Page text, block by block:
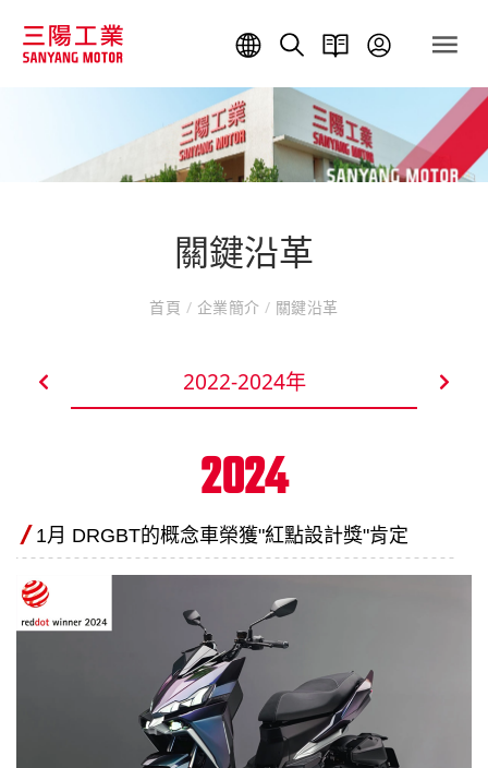
關鍵沿革
首頁 / 企業簡介 / 關鍵沿革
2022-2024年
2024
1月 DRGBT的概念車榮獲"紅點設計獎"肯定